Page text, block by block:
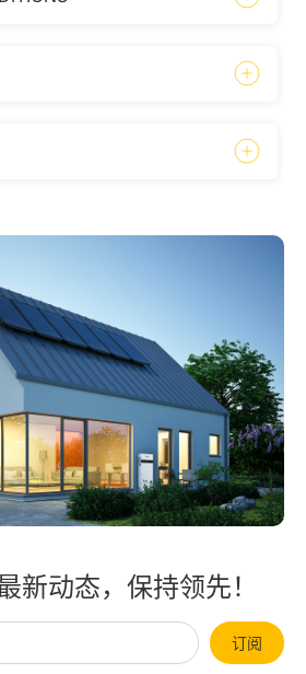
新动态，保持领先！
订阅